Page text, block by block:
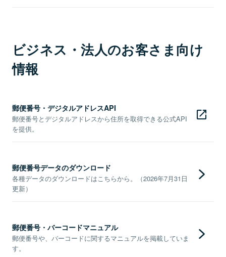
ビジネス・法人のお客さま向け
情報
郵便番号・デジタルアドレスAPI
郵便番号とデジタルアドレスから住所を取得できる公式API
を提供。
郵便番号データのダウンロード
各種データのダウンロードはこちらから。（2026年7月31日
更新）
郵便番号・バーコードマニュアル
郵便番号や、バーコードに関するマニュアルを掲載していま
す。